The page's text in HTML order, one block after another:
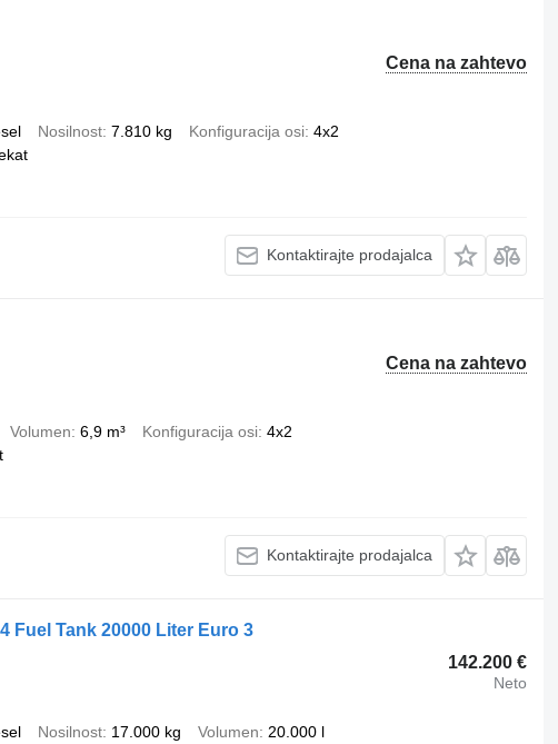
Cena na zahtevo
Nosilnost 7.810 kg Konfiguracija osi 4x2
Kontaktirajte prodajalca
Cena na zahtevo
Volumen 6,9 m³ Konfiguracija osi 4x2
Kontaktirajte prodajalca
Fuel Tank 20000 Liter Euro 3
142.200 €
Neto
Nosilnost 17.000 kg Volumen
20.000 l